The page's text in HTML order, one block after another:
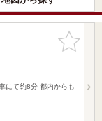
お気に入
りに追加
にて約8分 都内からも